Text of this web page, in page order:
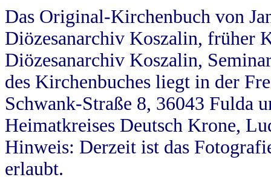
Das Original-Kirchenbuch von
Diözesanarchiv Koszalin, früher
Diözesanarchiv Koszalin,
des Kirchenbuches liegt in der
Schwank-Straße 8, 36043 Fulda
Heimatkreises Deutsch Krone,
Hinweis: Derzeit ist das
erlaubt.